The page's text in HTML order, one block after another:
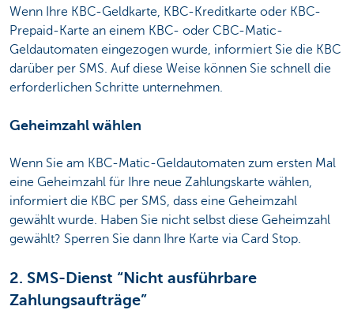
Wenn Ihre KBC-Geldkarte, KBC-Kreditkarte oder KBC-
Prepaid-Karte an einem KBC- oder CBC-Matic-
Geldautomaten eingezogen wurde, informiert Sie die KBC
darüber per SMS. Auf diese Weise können Sie schnell die
erforderlichen Schritte unternehmen.
Geheimzahl wählen
Wenn Sie am KBC-Matic-Geldautomaten zum ersten Mal
eine Geheimzahl für Ihre neue Zahlungskarte wählen,
informiert die KBC per SMS, dass eine Geheimzahl
gewählt wurde. Haben Sie nicht selbst diese Geheimzahl
gewählt? Sperren Sie dann Ihre Karte via Card Stop.
2. SMS-Dienst “Nicht ausführbare
Zahlungsaufträge”